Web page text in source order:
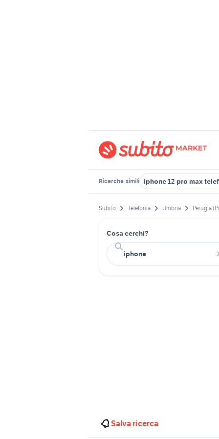
Ricerche simili iphone 12 pro max
Subito Telefonia Umbria Perugia
Cosa cerchi?
Salva ricerca